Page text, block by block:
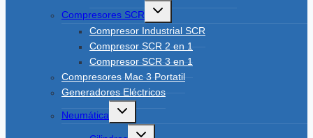
Compresores SCR
Toggle
child
menu
Compresor Industrial SCR
Compresor SCR 2 en 1
Compresor SCR 3 en 1
Compresores Mac 3 Portatil
Generadores Eléctricos
Neumática
Toggle
child
menuToggle